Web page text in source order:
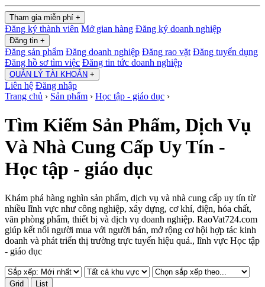
Tham gia miễn phí +
Đăng ký thành viên Mở gian hàng Đăng ký doanh nghiệp
Đăng tin +
Đăng sản phẩm Đăng doanh nghiệp Đăng rao vặt Đăng tuyển dụng
Đăng hồ sơ tìm việc Đăng tin tức doanh nghiệp
QUẢN LÝ TÀI KHOẢN +
Liên hệ Đăng nhập
Trang chủ › Sản phẩm › Học tập - giáo dục ›
Tìm Kiếm Sản Phẩm, Dịch Vụ
Và Nhà Cung Cấp Uy Tín -
Học tập - giáo dục
Khám phá hàng nghìn sản phẩm, dịch vụ và nhà cung cấp uy tín từ
nhiều lĩnh vực như công nghiệp, xây dựng, cơ khí, điện, hóa chất,
văn phòng phẩm, thiết bị và dịch vụ doanh nghiệp. RaoVat724.com
giúp kết nối người mua với người bán, mở rộng cơ hội hợp tác kinh
doanh và phát triển thị trường trực tuyến hiệu quả., lĩnh vực Học tập
- giáo dục
Grid List